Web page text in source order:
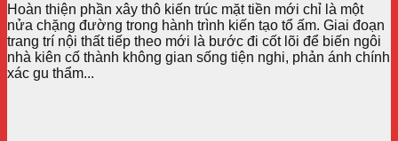
Hoàn thiện phần xây thô kiến trúc mặt tiền mới chỉ là một
nửa chặng đường trong hành trình kiến tạo tổ ấm. Giai đoạn
trang trí nội thất tiếp theo mới là bước đi cốt lõi để biến ngôi
nhà kiên cố thành không gian sống tiện nghi, phản ánh chính
xác gu thẩm...